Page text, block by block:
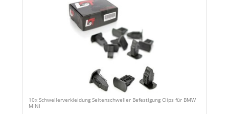
10x Schwellerverkleidung Seitenschweller Befestigung Clips für BMW
MINI